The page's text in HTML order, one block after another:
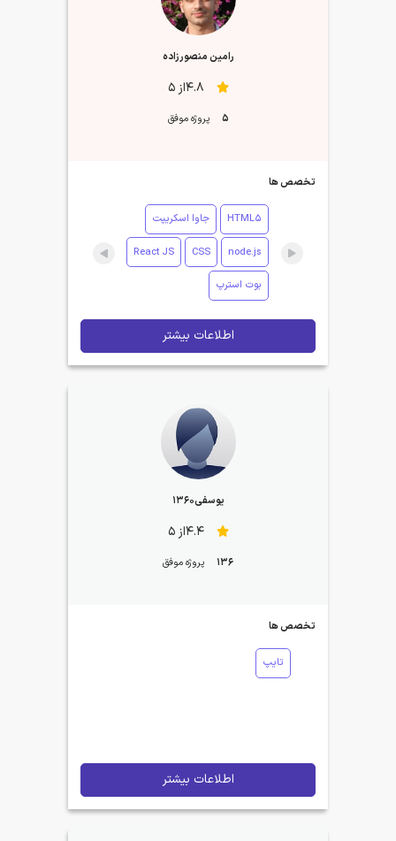
رامین منصورزاده
4.8از 5
5 پروژه موفق
تخصص ها
HTML5 جاوا اسکریپت
node.js
CSS
React JS
بوت استرپ
اطلاعات بیشتر
یوسفی۱۳۶۰
4.4از 5
136 پروژه موفق
تخصص ها
تایپ
اطلاعات بیشتر